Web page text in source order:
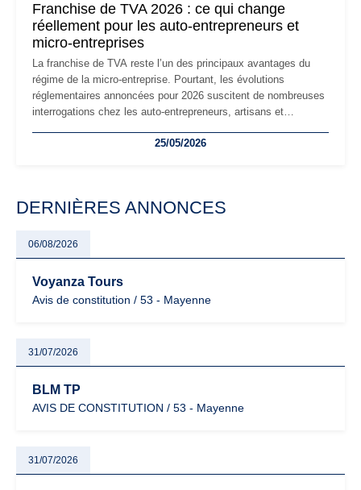
Franchise de TVA 2026 : ce qui change
réellement pour les auto-entrepreneurs et
micro-entreprises
La franchise de TVA reste l’un des principaux avantages du
régime de la micro-entreprise. Pourtant, les évolutions
réglementaires annoncées pour 2026 suscitent de nombreuses
interrogations chez les auto-entrepreneurs, artisans et
facturation ou risque de bascule vers la TVA : les règles
25/05/2026
DERNIÈRES ANNONCES
06/08/2026
Voyanza Tours
Avis de constitution / 53 - Mayenne
31/07/2026
BLM TP
AVIS DE CONSTITUTION / 53 - Mayenne
31/07/2026